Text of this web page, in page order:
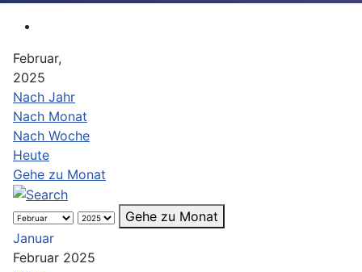
Februar,
2025
Nach Jahr
Nach Monat
Nach Woche
Heute
Gehe zu Monat
Gehe zu Monat
Januar
Februar 2025